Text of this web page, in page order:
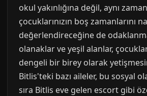
okul yakınlığına değil, aynı
çocuklarınızın boş zamanlarını
değerlendireceğine de
olanaklar ve yeşil alanlar,
dengeli bir birey olarak
Bitlis'teki bazı aileler, bu sosyal
sıra Bitlis eve gelen escort gibi